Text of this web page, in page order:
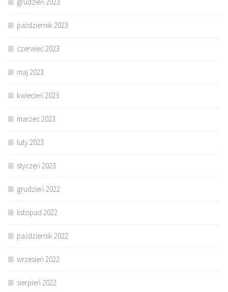
październik 2023
czerwiec 2023
maj 2023
kwiecień 2023
marzec 2023
luty 2023
styczeń 2023
grudzień 2022
listopad 2022
październik 2022
wrzesień 2022
sierpień 2022